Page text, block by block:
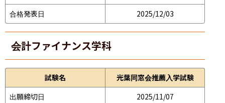
合格発表日
2025/12/03
会計ファイナンス学科
試験名
光葉同窓会推薦入学試験
出願締切日
2025/11/07